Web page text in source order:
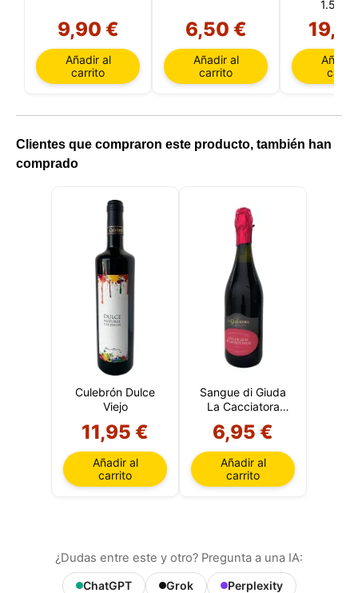
9,90 €
Añadir al
carrito
6,50 €
Añadir al
carrito
1.5
Añadir
Clientes que compraron este producto, también han
comprado
Culebrón Dulce
Viejo
11,95 €
Añadir al
carrito
Sangue di Giuda
La Cacciatora
6,95 €
Añadir al
carrito
¿Dudas entre este y otro? Pregunta a una IA:
ChatGPT Grok
Perplexity